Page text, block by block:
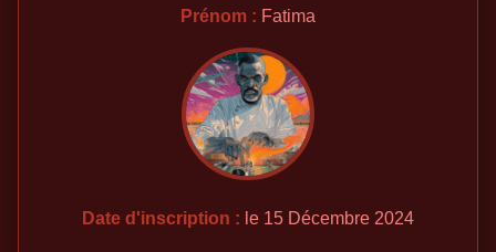
Prénom : Fatima
Date d'inscription : le 15 Décembre 2024